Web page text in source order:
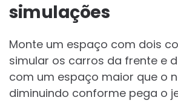
simulações
Monte um espaço com dois
simular os carros da frente e
com um espaço maior que o
diminuindo conforme pega o